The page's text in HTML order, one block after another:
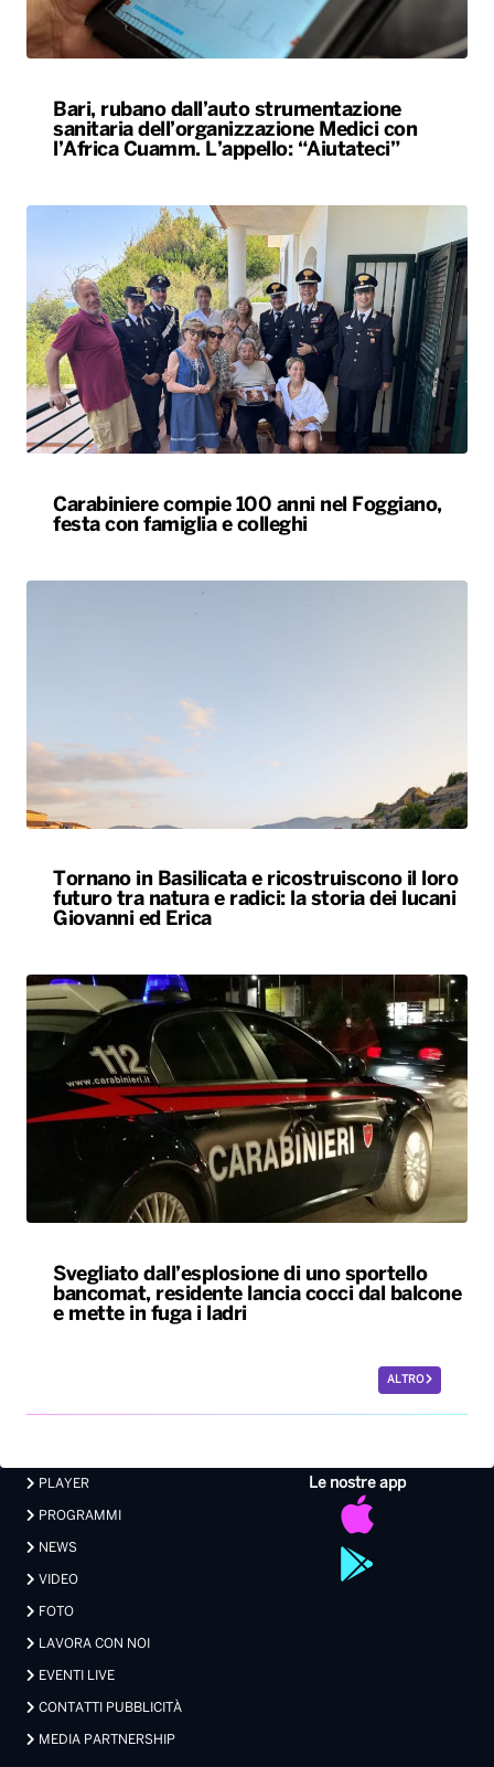
Bari, rubano dall’auto strumentazione
sanitaria dell’organizzazione Medici con
l’Africa Cuamm. L’appello: “Aiutateci”
Carabiniere compie 100 anni nel Foggiano,
festa con famiglia e colleghi
Tornano in Basilicata e ricostruiscono il loro
futuro tra natura e radici: la storia dei lucani
Giovanni ed Erica
Svegliato dall’esplosione di uno sportello
bancomat, residente lancia cocci dal balcone
e mette in fuga i ladri
ALTRO
Le nostre app
PLAYER
PROGRAMMI
NEWS
VIDEO
FOTO
LAVORA CON NOI
EVENTI LIVE
CONTATTI PUBBLICITÀ
MEDIA PARTNERSHIP